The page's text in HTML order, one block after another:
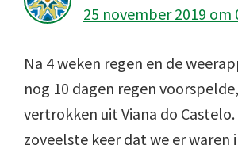
25 november 2019 om
Na 4 weken regen en de
nog 10 dagen regen
vertrokken uit Viana do
zoveelste keer dat we er waren